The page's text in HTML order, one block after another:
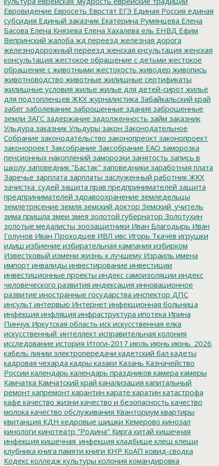
Евровидение Евросеть Еврстат ЕГЭ Единая Россия единая
субсидия Единый заказчик Екатерина Румянцева Елена
Басова Елена Князева Елена Хахалева ель ЕНВД Ефим
Вепринский жалоба жд переезд железная дорога
железнодорожный переезд женская кнсультация женская
консультация жестокое обращение с детьми жестокое
обращение с животными жестокость живодер живопись
животноводство животные жилищные сертификаты
жилищные условия жилье жилье для детей-сирот жильё
для подтопленцев ЖКХ журналистика Забайкальский край
забег заболевание заброшенные здания заброшенные
земли ЗАГС задержание задолженность займ заказник
Ульдура заказник Ульдуры закон Законодательное
Собрание законодательство законопреокт законопроект
законороект Заксобрание Заксобрание ЕАО заморозка
пенсионных накоплений заморозки занятость запись в
школу заповедник "Бастак" заповедники заработная плата
Заречье зарплата зарплаты заслуженный работник ЖКХ
зачистка_судей защита прав предпринимателей защита
предпринимателей здравоохранение земледельцы
землетрясение земля земский доктор Земский_учитель
зима пришла змеи змея золотой губернатор Золотухин
золотые медалисты зоозащитники Иван Благодырь Иван
Голунов Иван Проходцев ИВЛ ивс Игорь Ткачев игрушки
идиш избиение избирательная кампания избирком
Известковый измени жизнь к лучшему Израиль имена
импорт инвалиды инвестирование инвестиции
инвестиционные проекты индекс самоизоляции индекс
человеческого развития индексация инновационное
развитие иностранные государства инспектор ДПС
инсульт интервью Интернет инфекционная больница
инфекция инфляция инфраструктура ипотека Ирина
Пинчук Иркутская область иск искусственная елка
искусственный_интеллект исправительная колония
исследование история Итоги-2017 июль июнь июнь_2026
кабель линии электропередачи кадетский бал кадеты
кадровая чехарда кадры казаки Казань Казначейство
России календарь календарь праздников камера камеры
Камчатка Камчатский край канализация капитальный
ремонт капремонт карантин карате каратин катастрофа
кафе качество жизни качество и безопасность качество
молока качество обслуживания Кванториум квартиры
квитанция КДН кедровые шишки Кемерово кинозал
кинологи кинотеатр "Родина" Кирга китай кишечная
инфекция кишечная_инфекция кладбище клещ клещи
клубника книга памяти книги КНР КоАП ковид-сводка
Кодекс колледж культуры колония командировка